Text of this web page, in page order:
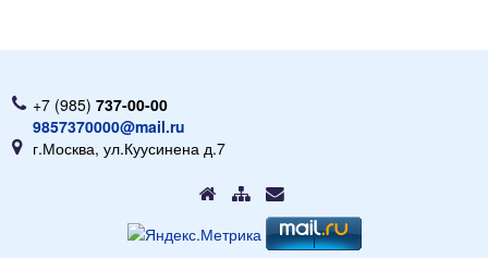
+7 (985) 737-00-00
9857370000@mail.ru
г.Москва, ул.Куусинена д.7